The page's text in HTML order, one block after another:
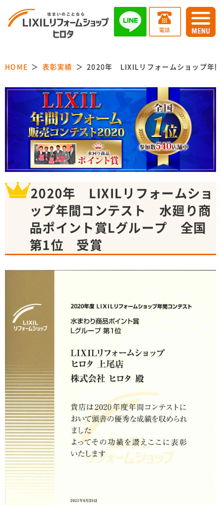
HOME 表彰実績 2020年 LIXILリフォームショップ年
2020年 LIXILリフォームショ
ップ年間コンテスト 水廻り商
品ポイント賞Lグループ 全国
第1位 受賞